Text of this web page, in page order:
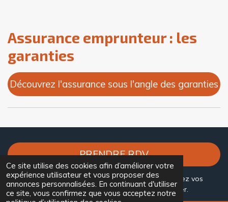
Ce site utilise des cookies afin d’améliorer votre
expérience utilisateur et vous proposer des
annonces personnalisées. En continuant d'utiliser
ce site, vous confirmez que vous acceptez notre
Assurance emprunteur : les
garanties
Découvrez l'assurance sous l'angle des garanties
PRENDRE RDV
Un crédit vous engage et doit être remboursé. Vérifiez vos
capacités de remboursement avant de vous engager.